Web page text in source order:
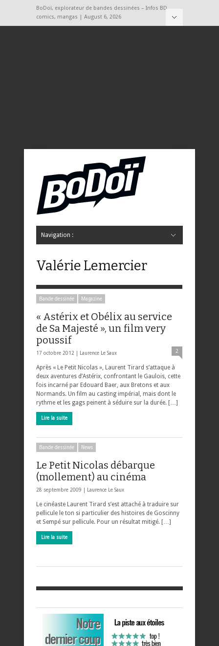
BoDoï, explorateur de bandes dessinées – Infos BD,
comics, mangas | August 6, 2026
Navigation :
Valérie Lemercier
Bande dessinée Magazine
« Astérix et Obélix au service
de Sa Majesté », un film very
poussif
17 octobre 2012 | Laurence Le Saux 2
Après « Le Petit Nicolas », Laurent Tirard s’attaque à
deux aventures d’Astérix, confrontant le Gaulois, cette
fois incarné par Edouard Baer, aux Bretons et aux
Normands. Un film au casting impérial, mais dont le
rythme et les gags peinent à séduire sur la durée. […]
Lire la suite
Bande dessinée News
Le Petit Nicolas débarque
(mollement) au cinéma
28 septembre 2009 | Laurence Le Saux
Le cinéaste Laurent Tirard s’est attaché à traduire sur
pellicule le ton si particulier des histoires de Goscinny
et Sempé sur pellicule. Pour un résultat mitigé. […]
Lire la suite